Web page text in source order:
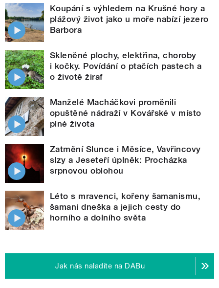
Koupání s výhledem na Krušné hory a
plážový život jako u moře nabízí jezero
Barbora
Skleněné plochy, elektřina, choroby
i kočky. Povídání o ptačích pastech a
o životě žiraf
Manželé Macháčkovi proměnili
opuštěné nádraží v Kovářské v místo
plné života
Zatmění Slunce i Měsíce, Vavřincovy
slzy a Jeseteří úplněk: Procházka
srpnovou oblohou
Léto s mravenci, kořeny šamanismu,
šamani dneška a jejich cesty do
horního a dolního světa
Jak nás naladíte na DABu